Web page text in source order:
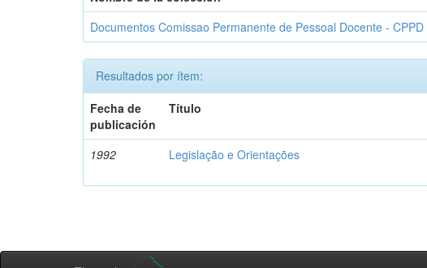
Documentos Comissao Permanente de Pessoal Docente - CPPD
Resultados por ítem:
Fecha de
publicación
Título
1992 Legislação e Orientações